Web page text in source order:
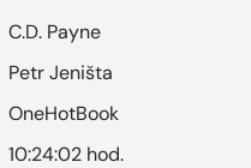
C.D. Payne
Petr Jeništa
OneHotBook
10:24:02 hod.